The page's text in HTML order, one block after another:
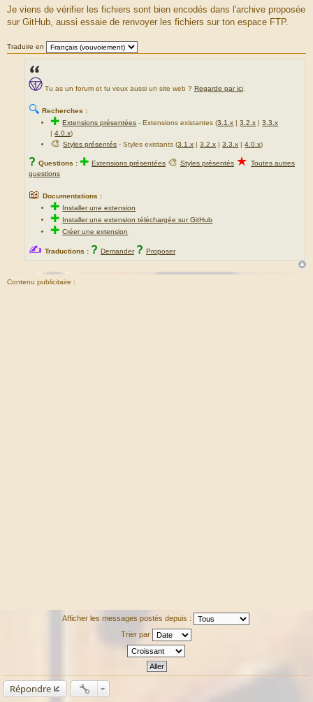
s
s
e
Je viens de vérifier les fichiers sont bien encodés dans l'archive proposée
sur GitHub, aussi essaie de renvoyer les fichiers sur ton espace FTP.
Traduire en
Tu as un forum et tu veux aussi un site web ? Regarde par ici
🔍 Recherches :
✚Extensions présentées -Extensions existantes (3.1.x |3.2.x |3.3.x
|4.0.x)
🎨Styles présentés - Styles existants (3.1.x |3.2.x |3.3.x |4.0.x)
? Questions : ✚ Extensions présentées 🎨 Styles présentés ★ Toutes autres
questions
📖 Documentations :
✚ Installer une extension
✚ Installer une extension téléchargée sur GitHub
✚Créer une extension
✍ Traductions : ? Demander ? Proposer
Contenu publicitaire :
Afficher les messages postés depuis :
Trier par
Répondre